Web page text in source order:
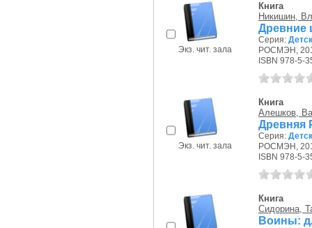
Экз. чит. зала
Книга
Никишин,
Древние
Серия:
РОСМЭН,
ISBN 978-5-
Экз. чит. зала
Книга
Алешков,
Древняя
Серия:
РОСМЭН,
ISBN 978-5-
Книга
Сидорина,
Воины: